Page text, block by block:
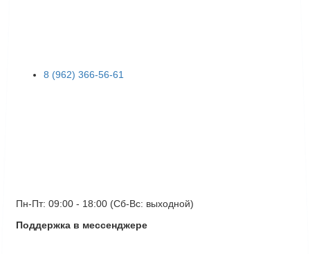
8 (962) 366-56-61
Пн-Пт: 09:00 - 18:00 (Сб-Вс: выходной)
Поддержка в мессенджере